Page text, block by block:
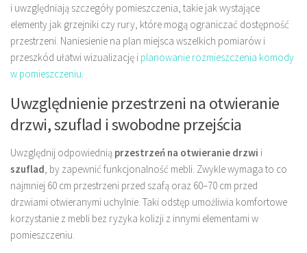
i uwzględniają szczegóły pomieszczenia, takie jak wystające
elementy jak grzejniki czy rury, które mogą ograniczać dostępność
przestrzeni. Naniesienie na plan miejsca wszelkich pomiarów i
przeszkód ułatwi wizualizację i planowanie rozmieszczenia komody
w pomieszczeniu
Uwzględnienie przestrzeni na otwieranie
drzwi, szuflad i swobodne przejścia
Uwzględnij odpowiednią przestrzeń na otwieranie drzwi i
szuflad , by zapewnić funkcjonalność mebli. Zwykle wymaga to co
najmniej 60 cm przestrzeni przed szafą oraz 60–70 cm przed
drzwiami otwieranymi uchylnie. Taki odstęp umożliwia komfortowe
korzystanie z mebli bez ryzyka kolizji z innymi elementami w
pomieszczeniu.